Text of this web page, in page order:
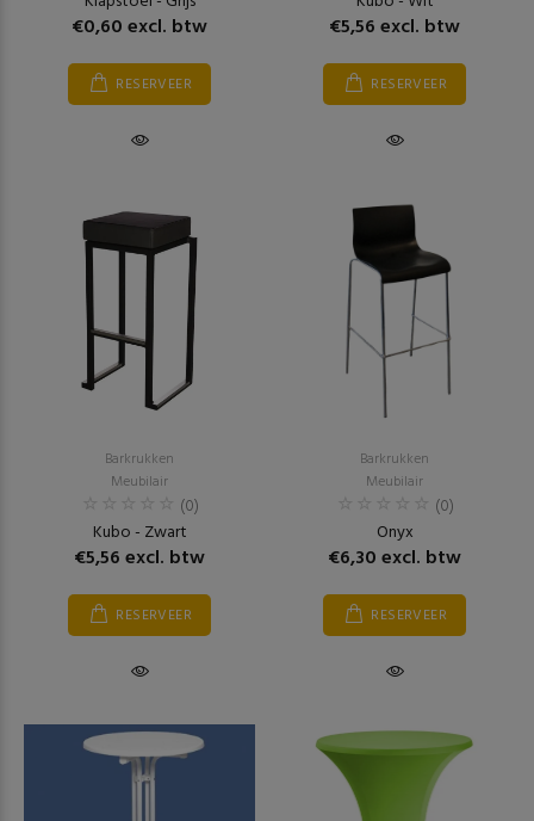
€0,60 excl. btw
RESERVEER
€5,56 excl. btw
RESERVEER
Barkrukken
Meubilair
(0)
Kubo - Zwart
€5,56 excl. btw
RESERVEER
Barkrukken
Meubilair
(0)
Onyx
€6,30 excl. btw
RESERVEER